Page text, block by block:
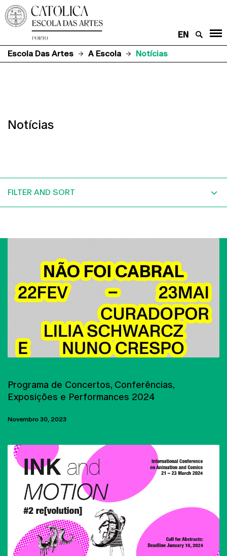
EN
Escola Das Artes
A Escola Notícias
Notícias
FILTER AND SORT
Programa de Concertos, Conferências,
Exposições e Performances 2024
Novembro 30, 2023